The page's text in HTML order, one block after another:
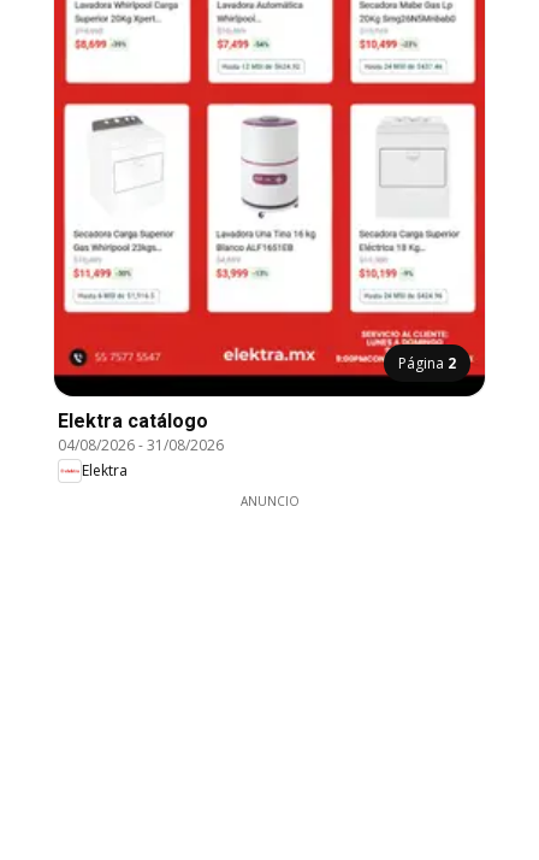
Página 2
Elektra catálogo
04/08/2026-31/08/2026
Elektra
ANUNCIO